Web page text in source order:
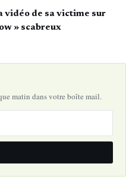
vidéo de sa victime sur
» scabreux
matin dans votre boîte mail.